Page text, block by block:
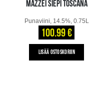
MAZZEI SIEPI TOSCANA
Punaviini, 14.5%, 0.75L
100.99 €
LISÄÄ OSTOSKORIIN